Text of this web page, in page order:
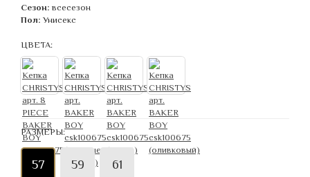
Сезон: всесезон
Пол: Унисекс
ЦВЕТА:
РАЗМЕРЫ:
57 59 61